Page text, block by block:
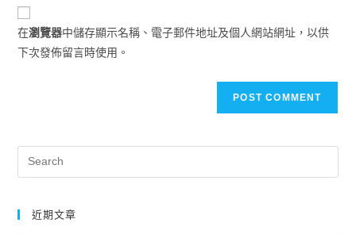
在瀏覽器中儲存顯示名稱、電子郵件地址及個人網站網址，以供
下次發佈留言時使用。
近期文章